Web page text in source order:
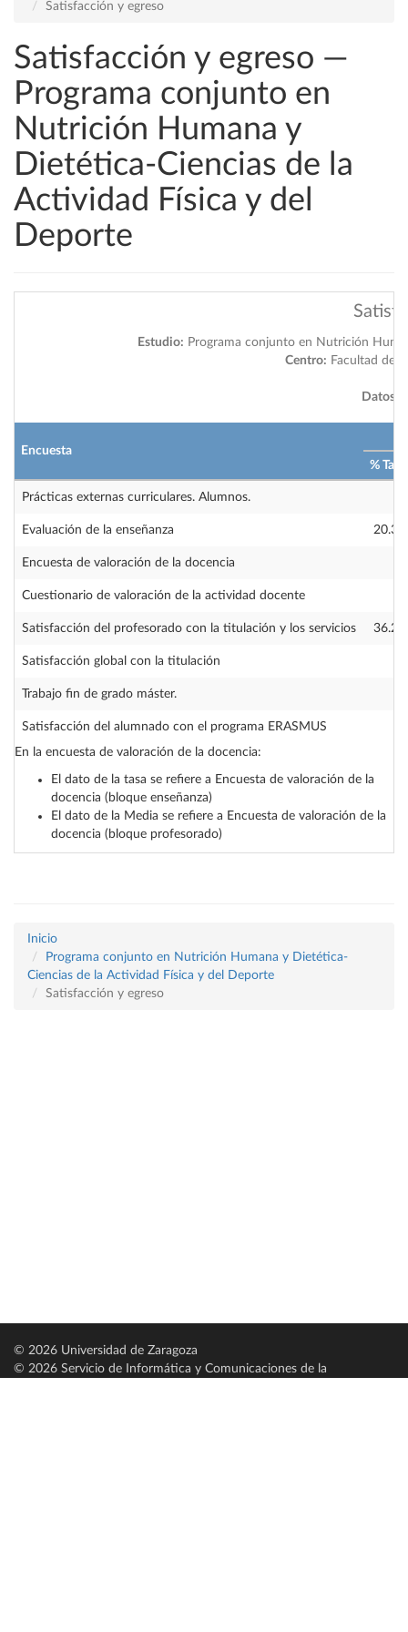
Satisfacción y egreso
Satisfacción y egreso —
Programa conjunto en
Nutrición Humana y
Dietética-Ciencias de la
Actividad Física y del
Deporte
Estudio: Programa conjunto en Nutrición
Centro: Facultad de
Datos
Encuesta
% Tasa
Prácticas externas curriculares. Alumnos.
Evaluación de la enseñanza 20.31
Encuesta de valoración de la docencia
Cuestionario de valoración de la actividad docente
Satisfacción del profesorado con la titulación y los servicios 36.20
Satisfacción global con la titulación
Trabajo fin de grado máster.
Satisfacción del alumnado con el programa ERASMUS
En la encuesta de valoración de la docencia:
El dato de la tasa se refiere a Encuesta de valoración de la
docencia (bloque enseñanza)
El dato de la Media se refiere a Encuesta de valoración de la
docencia (bloque profesorado)
Inicio
Programa conjunto en Nutrición Humana y Dietética-
Ciencias de la Actividad Física y del Deporte
Satisfacción y egreso
© 2026 Universidad de Zaragoza
© 2026 Servicio de Informática y Comunicaciones de la